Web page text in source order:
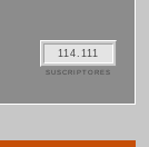
114.111
SUSCRIPTORES